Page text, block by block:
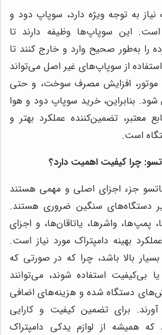
به توجه ویژه دارد، سوپاپ دود و
است. این سوپاپ‌ها وظیفه دارند تا
را به‌طور صحیح وارد و خارج کنند تا
از سوپاپ‌های غیر اصل می‌تواند
موتور، افزایش مصرف سوخت، و حتی
شود. بنابراین، خرید سوپاپ دود و هوا
معتبر، تضمین‌کننده عملکرد بهتر و
است.
چرا کیفیت اهمیت دارد؟
جزء اجزای اصلی و مهمی هستند
دستگاه‌های سنگین ضروری هستند.
پمپ‌ها، واشرها، یاتاقان‌ها، و اجزای
بهینه دامپتراک مورد نیاز است.
بالا باشد، چرا که در صورتی که
بی‌کیفیت استفاده شوند، می‌توانند
دستگاه شده و هزینه‌های اضافی
برای تضمین کیفیت و کارایی
همیشه از لوازم یدکی دامپتراک